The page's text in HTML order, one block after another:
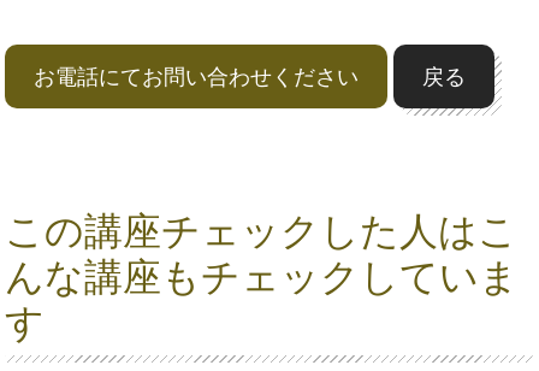
お電話にてお問い合わせください 戻る
この講座チェックした人はこ
んな講座もチェックしていま
す